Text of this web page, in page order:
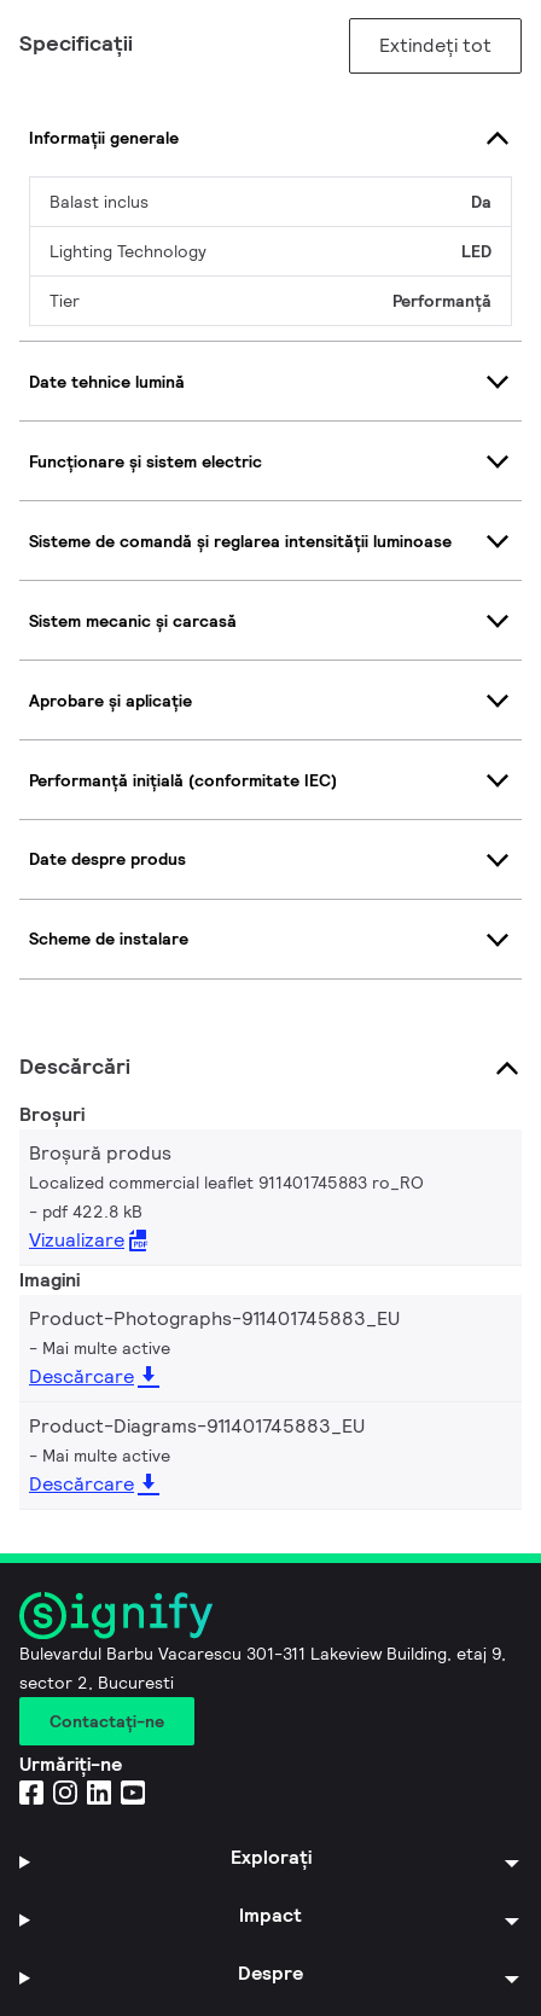
Specificații Extindeți tot
Informații generale
Balast inclus Da
Lighting Technology LED
Tier Performanță
Date tehnice lumină
Funcționare și sistem electric
Sisteme de comandă și reglarea intensității luminoase
Sistem mecanic și carcasă
Aprobare și aplicație
Performanță inițială (conformitate IEC)
Date despre produs
Scheme de instalare
Descărcări
Broșuri
Broșură produs
Localized commercial leaflet 911401745883 ro_RO
pdf 422.8 kB
Vizualizare
Imagini
Product-Photographs-911401745883_EU
Mai multe active
Descărcare
Product-Diagrams-911401745883_EU
Mai multe active
Descărcare
Bulevardul Barbu Vacarescu 301-311 Lakeview Building, etaj 9,
sector 2, Bucuresti
Contactaţi-ne
Urmăriți-ne
Explorați
Impact
Despre